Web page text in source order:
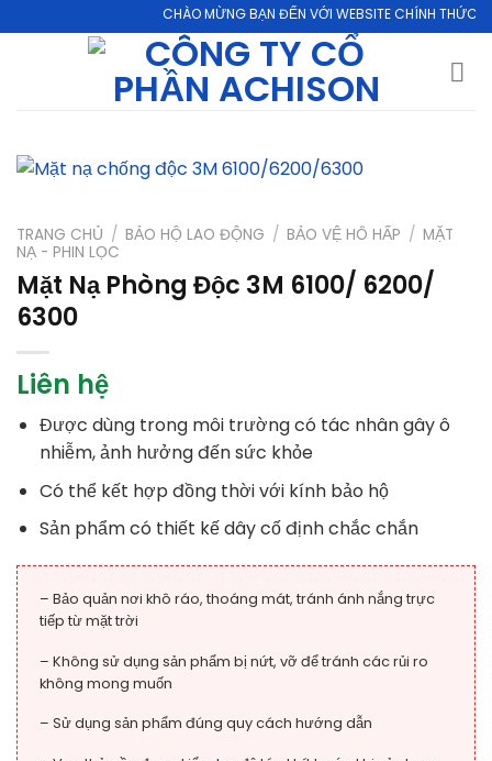
to
CHÀO MỪNG BẠN ĐẾN VỚI WEBSITE CHÍNH THỨC CỦA CÔNG
TRANG CHỦ / BẢO HỘ LAO ĐỘNG / BẢO VỆ HÔ HẤP / MẶT
NẠ - PHIN LỌC
Mặt Nạ Phòng Độc 3M 6100/ 6200/
6300
Liên hệ
Được dùng trong môi trường có tác nhân gây ô
nhiễm, ảnh hưởng đến sức khỏe
Có thể kết hợp đồng thời với kính bảo hộ
Sản phẩm có thiết kế dây cố định chắc chắn
– Bảo quản nơi khô ráo, thoáng mát, tránh ánh nắng trực
tiếp từ mặt trời
– Không sử dụng sản phẩm bị nứt, vỡ để tránh các rủi ro
không mong muốn
– Sử dụng sản phẩm đúng quy cách hướng dẫn